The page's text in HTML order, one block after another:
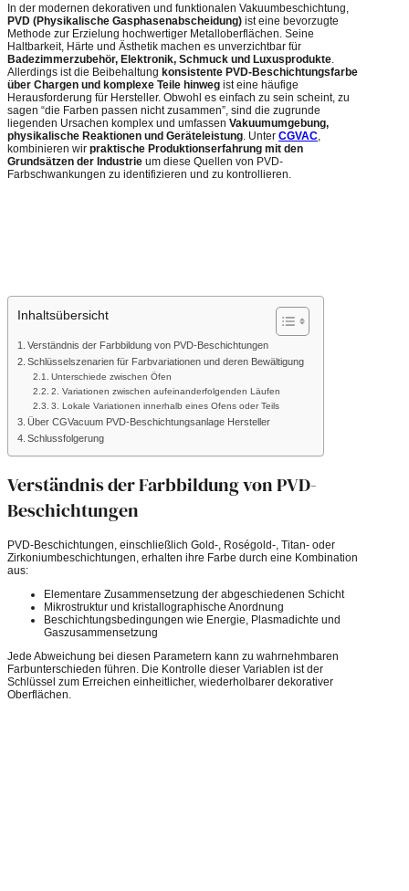
In der modernen dekorativen und funktionalen Vakuumbeschichtung,
PVD (Physikalische Gasphasenabscheidung) ist eine bevorzugte
Methode zur Erzielung hochwertiger Metalloberflächen. Seine
Haltbarkeit, Härte und Ästhetik machen es unverzichtbar für
Badezimmerzubehör, Elektronik, Schmuck und Luxusprodukte.
Allerdings ist die Beibehaltung konsistente PVD-Beschichtungsfarbe
über Chargen und komplexe Teile hinweg ist eine häufige
Herausforderung für Hersteller. Obwohl es einfach zu sein scheint, zu
sagen “die Farben passen nicht zusammen”, sind die zugrunde
liegenden Ursachen komplex und umfassen Vakuumumgebung,
physikalische Reaktionen und Geräteleistung. Unter CGVAC,
kombinieren wir praktische Produktionserfahrung mit den
Grundsätzen der Industrie um diese Quellen von PVD-
Farbschwankungen zu identifizieren und zu kontrollieren.
Inhaltsübersicht
Verständnis der Farbbildung von PVD-Beschichtungen
Schlüsselszenarien für Farbvariationen und deren Bewältigung
Unterschiede zwischen Öfen
2. Variationen zwischen aufeinanderfolgenden Läufen
3. Lokale Variationen innerhalb eines Ofens oder Teils
Über CGVacuum PVD-Beschichtungsanlage Hersteller
Schlussfolgerung
Verständnis der Farbbildung von PVD-
Beschichtungen
PVD-Beschichtungen, einschließlich Gold-, Roségold-, Titan- oder
Zirkoniumbeschichtungen, erhalten ihre Farbe durch eine Kombination
aus:
Elementare Zusammensetzung der abgeschiedenen Schicht
Mikrostruktur und kristallographische Anordnung
Beschichtungsbedingungen wie Energie, Plasmadichte und
Gaszusammensetzung
Jede Abweichung bei diesen Parametern kann zu wahrnehmbaren
Farbunterschieden führen. Die Kontrolle dieser Variablen ist der
Schlüssel zum Erreichen einheitlicher, wiederholbarer dekorativer
Oberflächen.